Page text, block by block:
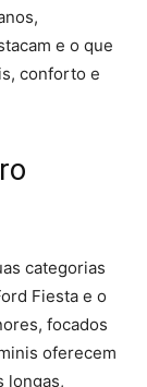
e o que
conforto e
categorias
Fiesta e o
focados
oferecem
longas,